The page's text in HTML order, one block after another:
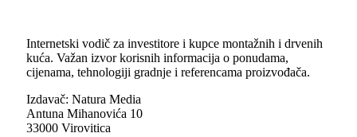
Internetski vodič za investitore i kupce montažnih i drvenih
kuća. Važan izvor korisnih informacija o ponudama,
cijenama, tehnologiji gradnje i referencama proizvođača.
Izdavač: Natura Media
Antuna Mihanovića 10
33000 Virovitica